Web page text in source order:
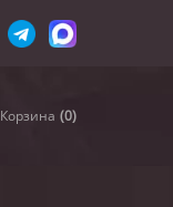
Корзина (0)